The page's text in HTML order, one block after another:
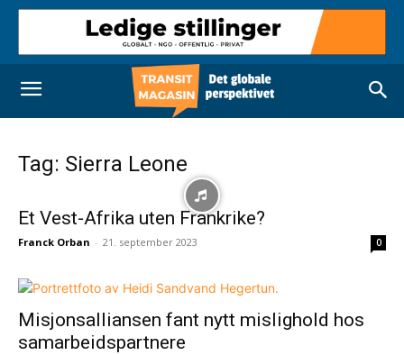
Tag: Sierra Leone
Et Vest-Afrika uten Frankrike?
Franck Orban - 21. september 2023 0
Misjonsalliansen fant nytt mislighold hos
samarbeidspartnere